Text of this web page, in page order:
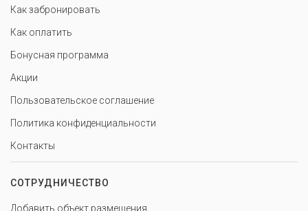
Как забронировать
Как оплатить
Бонусная программа
Акции
Пользовательское соглашение
Политика конфиденциальности
Контакты
СОТРУДНИЧЕСТВО
Добавить объект размещения